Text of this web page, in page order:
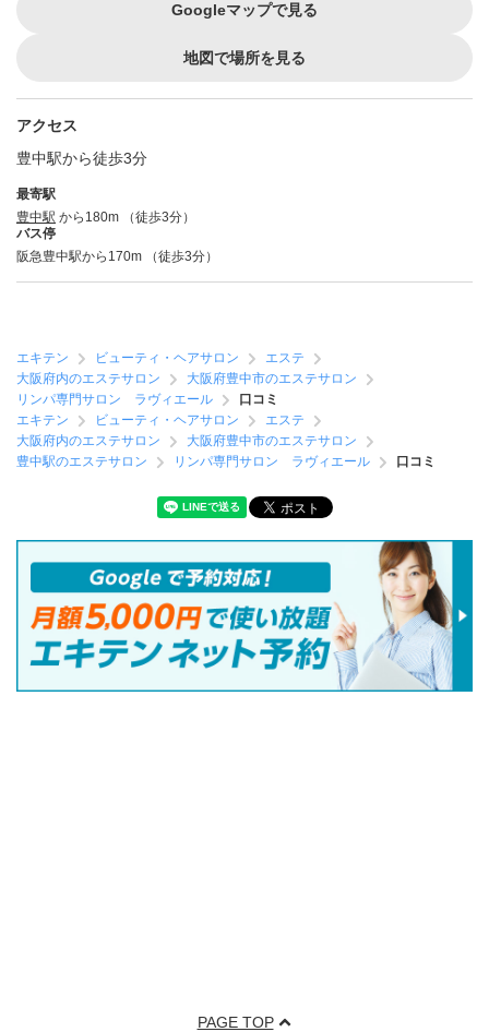
Googleマップで見る
地図で場所を見る
アクセス
豊中駅から徒歩3分
最寄駅
豊中駅 から180m （徒歩3分）
バス停
阪急豊中駅から170m （徒歩3分）
エキテン ビューティ・ヘアサロン
エステ
大阪府内のエステサロン
大阪府豊中市のエステサロン
リンパ専門サロン ラヴィエール
口コミ
エキテン
ビューティ・ヘアサロン
エステ
大阪府内のエステサロン
大阪府豊中市のエステサロン
豊中駅のエステサロン
リンパ専門サロン ラヴィエール 口コミ
PAGE TOP